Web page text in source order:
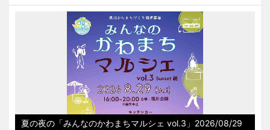
夏の夜の「みんなのかわまちマルシェ vol.3」2026/08/29